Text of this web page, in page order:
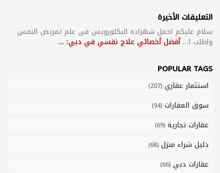
التعليقات الأخيرة
سلام علیکم احمل شهزاده البکلورویس فی علم تمریض النفس
واطلب ا...أفضل أخصائي علاج نفسي في دبي: ...
POPULAR TAGS
استثمار عقاري (207)
سوق العقارات (94)
عقارات تجارية (69)
دليل شراء منزل (68)
عقارات دبي (66)